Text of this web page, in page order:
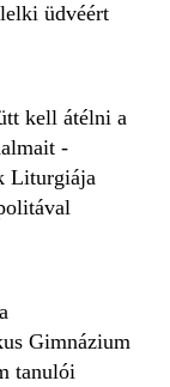
üdvéért
kell átélni a
-
Liturgiája
Gimnázium
tanulói